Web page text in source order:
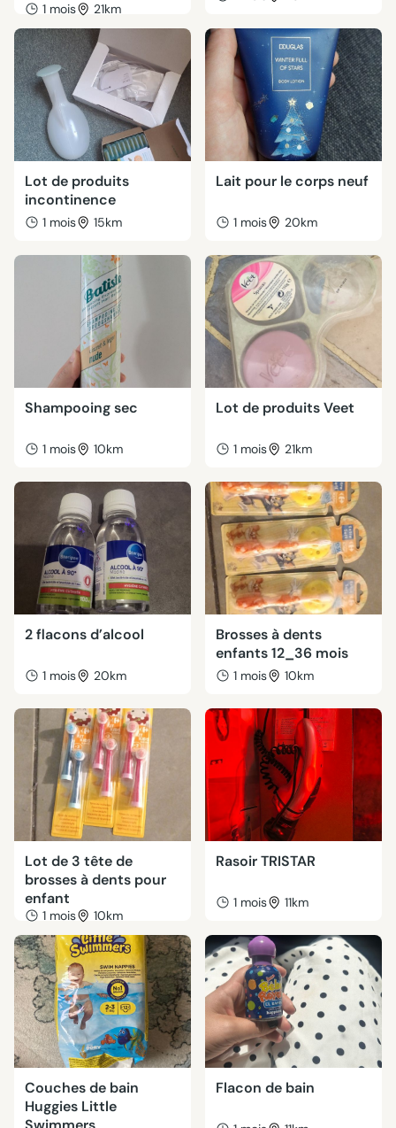
1 mois 21km
Lot de produits
incontinence
1 mois 15km
Lait pour le corps neuf
1 mois 20km
Shampooing sec
1 mois 10km
Lot de produits Veet
1 mois 21km
2 flacons d’alcool
1 mois 20km
Brosses à dents
enfants 12_36 mois
1 mois 10km
Lot de 3 tête de
brosses à dents pour
enfant
1 mois 10km
Rasoir TRISTAR
1 mois 11km
Couches de bain
Huggies Little
Flacon de bain